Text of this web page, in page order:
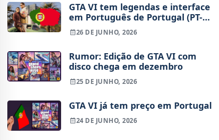
GTA VI tem legendas e interface
em Português de Portugal (PT-
PT), diz página da Xbox
26 DE JUNHO, 2026
Rumor: Edição de GTA VI com
disco chega em dezembro
25 DE JUNHO, 2026
GTA VI já tem preço em Portugal
24 DE JUNHO, 2026